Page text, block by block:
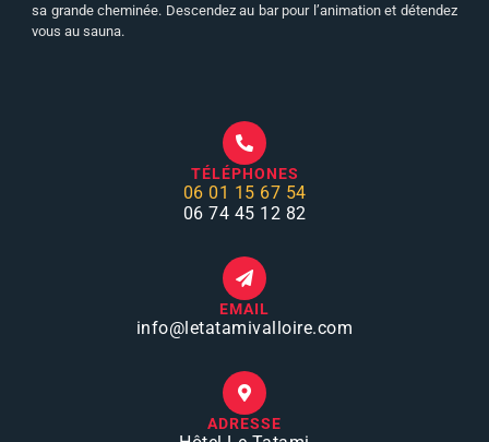
sa grande cheminée. Descendez au bar pour l’animation et détendez
vous au sauna.
TÉLÉPHONES
06 01 15 67 54
06 74 45 12 82
EMAIL
info@letatamivalloire.com
ADRESSE